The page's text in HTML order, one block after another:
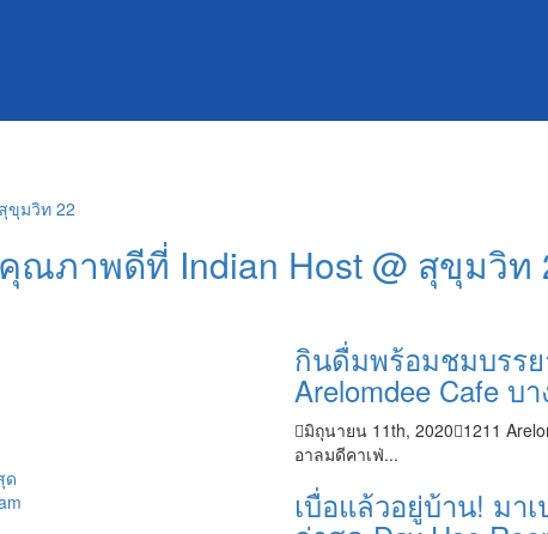
ณภาพดีที่ Indian Host @ สุขุมวิท
กินดื่มพร้อมชมบรร
Arelomdee Cafe บ
มิถุนายน 11th, 2020 1211
อาลมดีคาเฟ่...
เบื่อแล้วอยู่บ้าน! มา